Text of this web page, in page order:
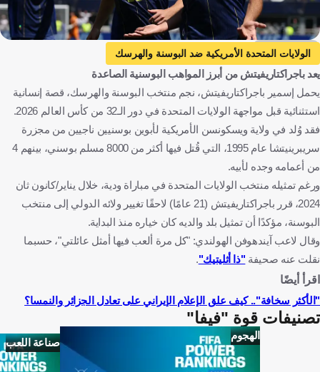
Getty Images
الولايات المتحدة الأمريكية ضد البوسنة والهرسك
الولايات المتحدة الأمريكية
البوسنة والهرسك
كأس العالم
إسمير باجراكتاريفيتش
الولايات المتحدة
كرة قدم
يعد باجراكتاريفيتش من أبرز المواهب البوسنية الصاعدة
يحمل إسمير باجراكتاريفيتش، نجم منتخب البوسنة والهرسك، قصة إنسانية
استثنائية قبل مواجهة الولايات المتحدة في دور الـ32 من كأس العالم 2026.
فقد وُلد في ولاية ويسكونسن الأمريكية لأبوين بوسنيين ناجيين من مجزرة
سريبرينيتشا عام 1995، التي قُتل فيها أكثر من 8000 مسلم بوسني، بينهم 4
من أعمامه وجده لأبيه.
ورغم تمثيله منتخب الولايات المتحدة في مباراة ودية، خلال يناير/كانون ثان
2024، قرر باجراكتاريفيتش (21 عامًا) لاحقًا تغيير ولائه الدولي إلى منتخب
البوسنة، مؤكدًا أن تمثيل بلد والديه كان خياره منذ البداية.
وقال لاعب آيندهوفن الهولندي: "كل مرة ألعب فيها أمثل عائلتي"، حسبما
نقلت عنه صحيفة"ذا أثليتيك".
اقرأ أيضًا
"الأكثر سخافة".. كيف علق الإعلام الإيراني على تعادل الجزائر والنمسا؟
تصنيفات قوة "فيفا"
الهجوم
صناعة اللعب